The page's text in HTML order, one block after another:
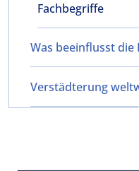
Fachbegriffe
Was beeinflusst
Verstädterung